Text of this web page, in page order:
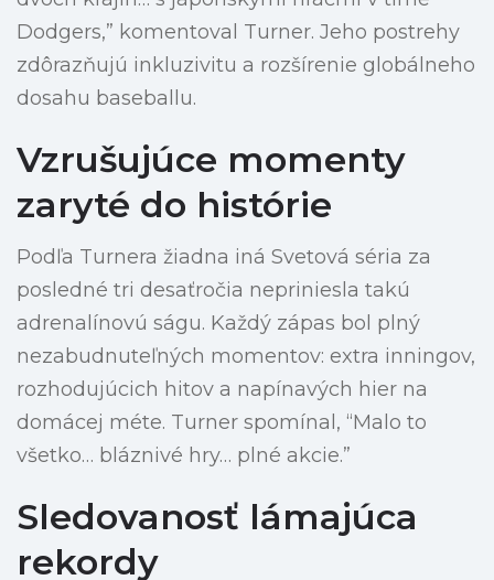
Dodgers,” komentoval Turner. Jeho postrehy
zdôrazňujú inkluzivitu a rozšírenie globálneho
dosahu baseballu.
Vzrušujúce momenty
zaryté do histórie
Podľa Turnera žiadna iná Svetová séria za
posledné tri desaťročia nepriniesla takú
adrenalínovú ságu. Každý zápas bol plný
nezabudnuteľných momentov: extra inningov,
rozhodujúcich hitov a napínavých hier na
domácej méte. Turner spomínal, “Malo to
všetko… bláznivé hry… plné akcie.”
Sledovanosť lámajúca
rekordy